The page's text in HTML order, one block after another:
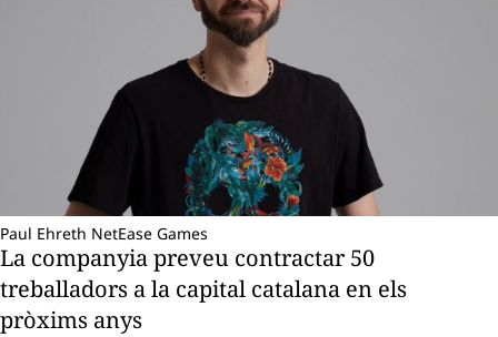
Paul Ehreth NetEase Games
La companyia preveu contractar 50
treballadors a la capital catalana en els
pròxims anys